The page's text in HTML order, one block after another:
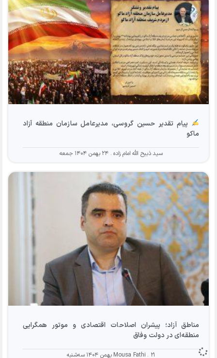
پیام تقدیر حسین گروسی، مدیرعامل سازمان منطقه آزاد
ماکو
سید ذبیح الله امام زاده ۲۴ بهمن ۱۴۰۴ جمعه
مناطق آزاد؛ پیشران اصلاحات اقتصادی و موتور همگرایی
منطقه‌ای در دولت وفاق
Mousa Fathi ۲۱ بهمن ۱۴۰۴ سه‌شنبه